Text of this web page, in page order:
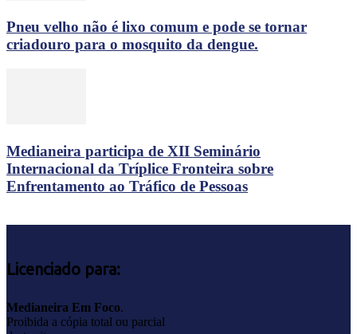
Pneu velho não é lixo comum e pode se tornar
criadouro para o mosquito da dengue.
Medianeira participa de XII Seminário
Internacional da Tríplice Fronteira sobre
Enfrentamento ao Tráfico de Pessoas
Licenciado para:
Medianeira Em Foco.
Proibida a cópia total ou parcial